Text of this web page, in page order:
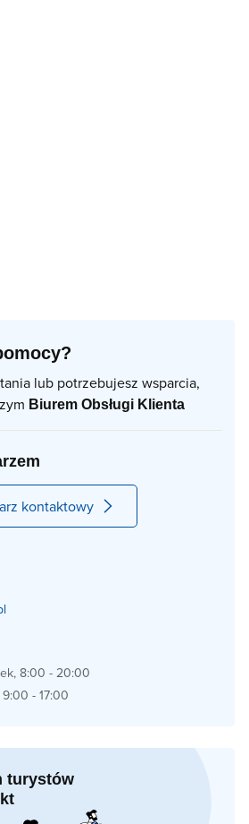
lub potrzebujesz wsparcia,
Biurem Obsługi Klienta
kontaktowy
8:00 - 20:00
- 17:00
turystów